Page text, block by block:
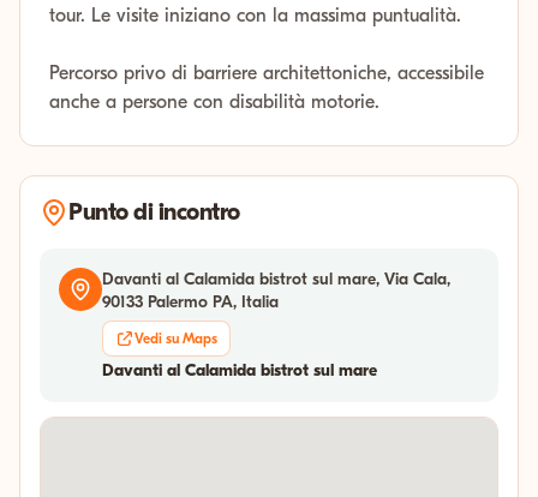
tour. Le visite iniziano con la massima puntualità.
Percorso privo di barriere architettoniche, accessibile
anche a persone con disabilità motorie.
Punto di incontro
Davanti al Calamida bistrot sul mare, Via Cala,
90133 Palermo PA, Italia
Vedi su Maps
Davanti al Calamida bistrot sul mare